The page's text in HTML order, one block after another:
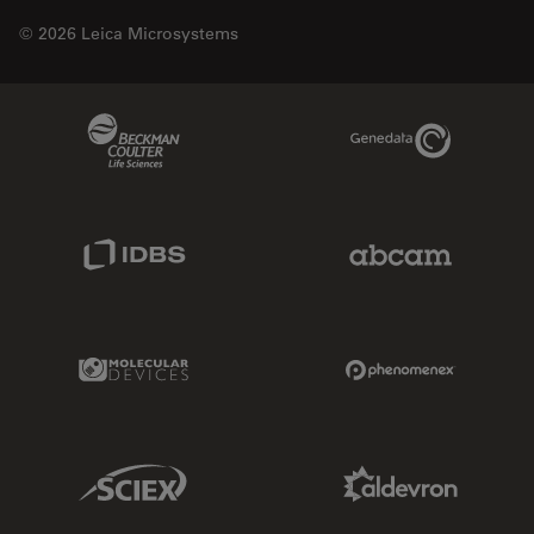
© 2026 Leica Microsystems
Genedata Link
Molecular Devices Link
Sciex Link